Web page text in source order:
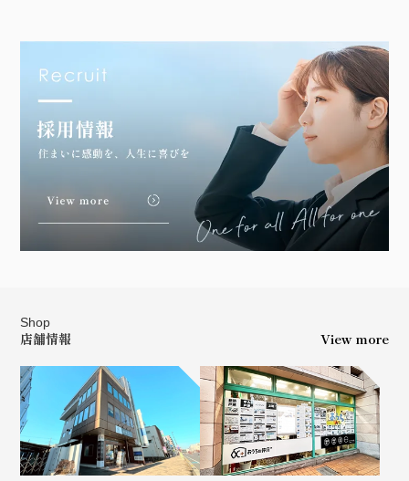
Shop
店舗情報 View more